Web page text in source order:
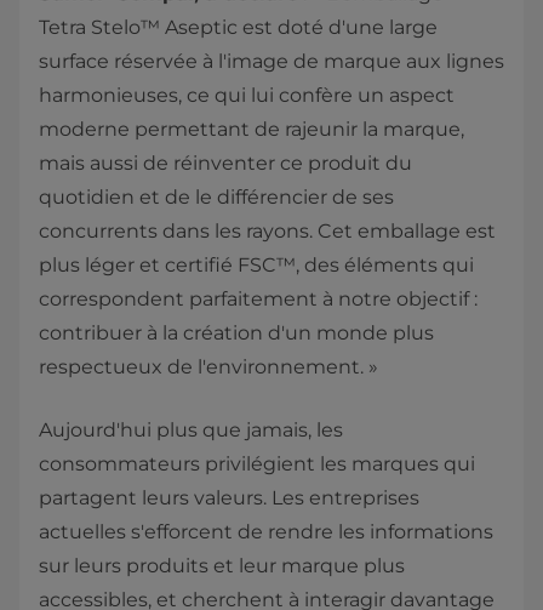
Tetra Stelo™ Aseptic est doté d'une large
surface réservée à l'image de marque aux lignes
harmonieuses, ce qui lui confère un aspect
moderne permettant de rajeunir la marque,
mais aussi de réinventer ce produit du
quotidien et de le différencier de ses
concurrents dans les rayons. Cet emballage est
plus léger et certifié FSC™, des éléments qui
correspondent parfaitement à notre objectif :
contribuer à la création d'un monde plus
respectueux de l'environnement. »
Aujourd'hui plus que jamais, les
consommateurs privilégient les marques qui
partagent leurs valeurs. Les entreprises
actuelles s'efforcent de rendre les informations
sur leurs produits et leur marque plus
accessibles, et cherchent à interagir davantage